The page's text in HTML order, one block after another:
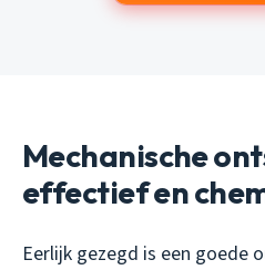
Mechanische
effectief en
Eerlijk gezegd is een goede